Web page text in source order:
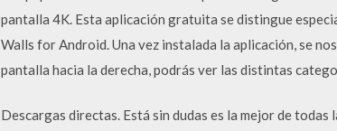
pantalla 4K. Esta aplicación gratuita se distingue
Walls for Android. Una vez instalada la aplicación, se
pantalla hacia la derecha, podrás ver las distintas
Descargas directas. Está sin dudas es la mejor de